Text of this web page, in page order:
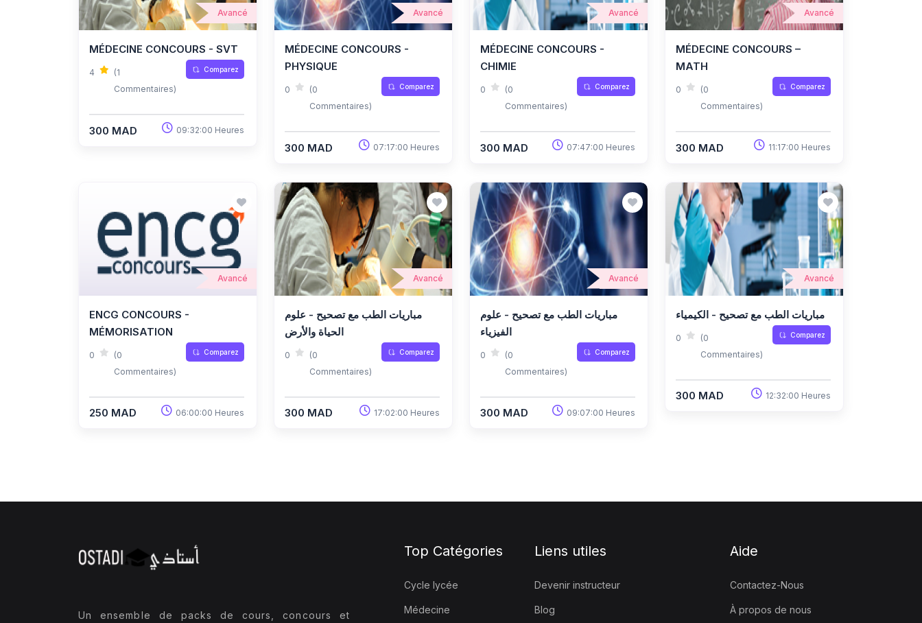
Avancé
MÉDECINE CONCOURS - SVT
4
(1
Commentaires)
Comparez
300 MAD 09:32:00 Heures
Avancé
MÉDECINE CONCOURS -
PHYSIQUE
0
(0
Commentaires)
Comparez
300 MAD 07:17:00 Heures
Avancé
MÉDECINE CONCOURS -
CHIMIE
0
(0
Commentaires)
Comparez
300 MAD 07:47:00 Heures
Avancé
MÉDECINE CONCOURS –
MATH
0
(0
Commentaires)
Comparez
300 MAD 11:17:00 Heures
Avancé
ENCG CONCOURS -
MÉMORISATION
0
(0
Commentaires)
Comparez
250 MAD 06:00:00 Heures
Avancé
مباريات الطب مع تصحيح - علوم
الحياة والأرض
0
(0
Commentaires)
Comparez
300 MAD 17:02:00 Heures
Avancé
مباريات الطب مع تصحيح - علوم
الفيزياء
0
(0
Commentaires)
Comparez
300 MAD 09:07:00 Heures
Avancé
مباريات الطب مع تصحيح - الكيمياء
0
(0
Commentaires)
Comparez
300 MAD 12:32:00 Heures
Un ensemble de packs de cours, concours et
Top Catégories
Cycle lycée
Médecine
Liens utiles
Devenir instructeur
Blog
Aide
Contactez-Nous
À propos de nous